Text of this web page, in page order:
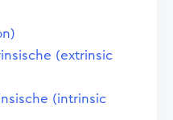
(extrinsic
(intrinsic